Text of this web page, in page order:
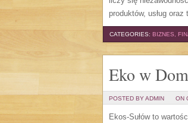
produktów, usług
CATEGORIES: BIZNES,
Eko w
POSTED BY ADMIN ON
Ekos-Sułów to